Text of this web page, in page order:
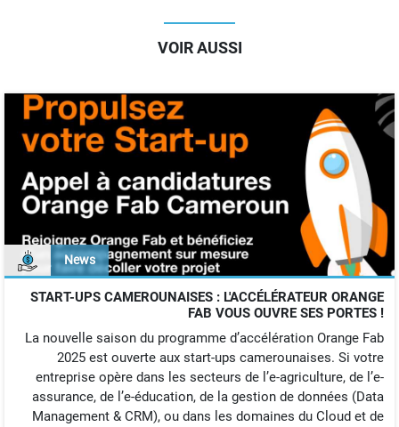
VOIR AUSSI
News
START-UPS CAMEROUNAISES : L'ACCÉLÉRATEUR ORANGE
FAB VOUS OUVRE SES PORTES !
La nouvelle saison du programme d’accélération Orange Fab
2025 est ouverte aux start-ups camerounaises. Si votre
entreprise opère dans les secteurs de l’e-agriculture, de l’e-
assurance, de l’e-éducation, de la gestion de données (Data
Management & CRM), ou dans les domaines du Cloud et de